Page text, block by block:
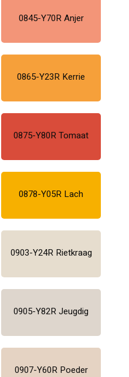
0845-Y70R Anjer
0865-Y23R Kerrie
0875-Y80R Tomaat
0878-Y05R Lach
0903-Y24R Rietkraag
0905-Y82R Jeugdig
0907-Y60R Poeder